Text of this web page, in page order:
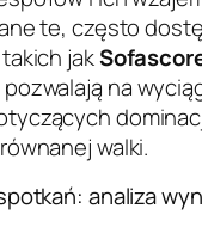
te, często
jak
pozwalają na
walki.
analiza